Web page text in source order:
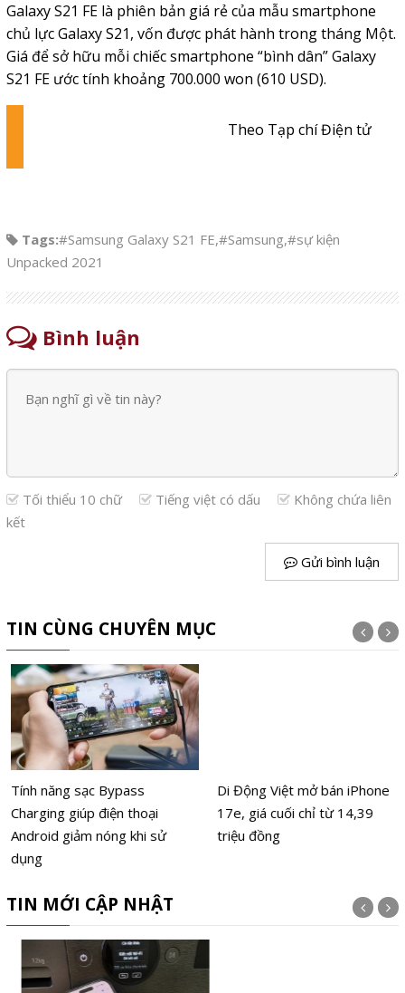
Galaxy S21 FE là phiên bản giá rẻ của mẫu smartphone
chủ lực Galaxy S21, vốn được phát hành trong tháng Một.
Giá để sở hữu mỗi chiếc smartphone “bình dân” Galaxy
S21 FE ước tính khoảng 700.000 won (610 USD).
Theo Tạp chí Điện tử
Tags:#Samsung Galaxy S21 FE,#Samsung,#sự kiện
Unpacked 2021
Bình luận
Tối thiểu 10 chữ Tiếng việt có dấu
Không chứa liên
kết
Gửi bình luận
TIN CÙNG CHUYÊN MỤC
Tính năng sạc Bypass
Charging giúp điện thoại
Android giảm nóng khi sử
dụng
Di Động Việt mở bán iPhone
17e, giá cuối chỉ từ 14,39
triệu đồng
TIN MỚI CẬP NHẬT